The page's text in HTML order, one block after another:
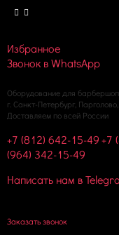
Избранное
Звонок в WhatsApp
Оборудование для
г. Санкт-Петербург,
Доставляем по всей России
+7 (812) 642-15-49+7
(964) 342-15-49
Написать нам в
Заказать звонок